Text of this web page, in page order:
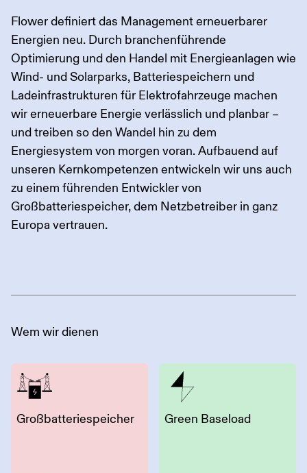
Flower definiert das Management erneuerbarer
Energien neu. Durch branchenführende
Optimierung und den Handel mit Energieanlagen wie
Wind- und Solarparks, Batteriespeichern und
Ladeinfrastrukturen für Elektrofahrzeuge machen
wir erneuerbare Energie verlässlich und planbar –
und treiben so den Wandel hin zu dem
Energiesystem von morgen voran. Aufbauend auf
unseren Kernkompetenzen entwickeln wir uns auch
zu einem führenden Entwickler von
Großbatteriespeicher, dem Netzbetreiber in ganz
Europa vertrauen.
Wem wir dienen
Großbatteriespeicher Green Baseload